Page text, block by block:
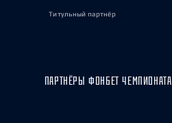
Титульный партнёр
ПАРТНЁРЫ ФОНБЕТ